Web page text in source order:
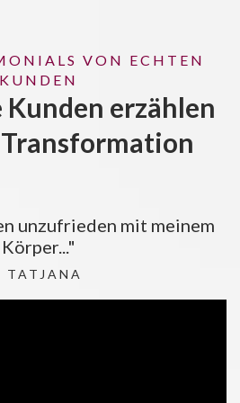
VON ECHTEN
KUNDEN
erzählen
unzufrieden mit meinem
Körper..."
TATJANA